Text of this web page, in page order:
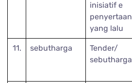
inisiatif e
penyertaan
yang lalu
11. sebutharga
Tender/
sebutharga